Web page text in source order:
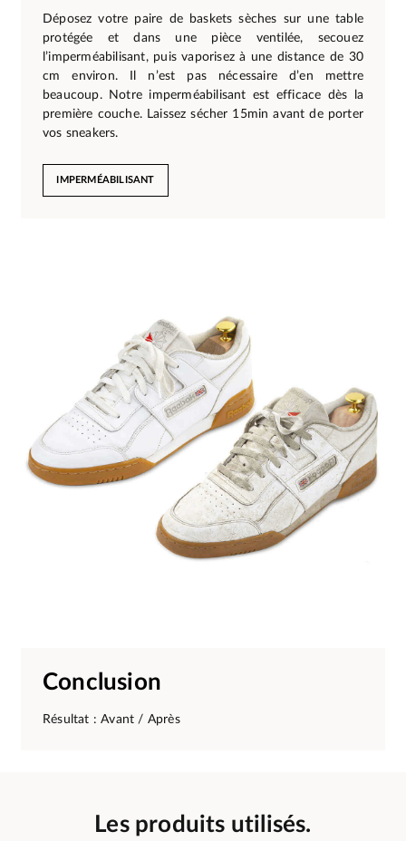
Déposez votre paire de baskets sèches sur une table
protégée et dans une pièce ventilée, secouez
l’imperméabilisant, puis vaporisez à une distance de 30
cm environ. Il n’est pas nécessaire d’en mettre
beaucoup. Notre imperméabilisant est efficace dès la
première couche. Laissez sécher 15min avant de porter
vos sneakers.
IMPERMÉABILISANT
Conclusion
Résultat : Avant / Après
Les produits utilisés.